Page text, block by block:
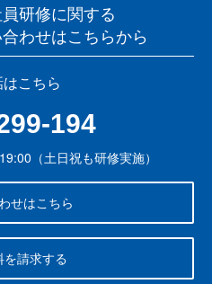
研修に関する
わせはこちらから
こちら
194
（土日祝も研修実施）
せはこちら
を請求する